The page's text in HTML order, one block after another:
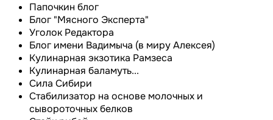
Папочкин блог
Блог "Мясного Эксперта"
Уголок Редактора
Блог имени Вадимыча (в миру Алексея)
Кулинарная экзотика Рамзеса
Кулинарная баламуть...
Сила Сибири
Cтабилизатор на основе молочных и
сывороточных белков